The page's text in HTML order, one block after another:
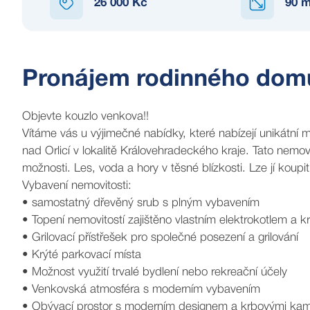
26 000 Kč 90
Pronájem rodinného
Objevte kouzlo venkova!!
Vítáme vás u výjimečné nabídky, které nabízejí unikátní
nad Orlicí v lokalitě Královehradeckého kraje. Tato
možnosti. Les, voda a hory v těsné blízkosti. Lze jí
Vybavení nemovitosti:
• samostatný dřevěný srub s plným vybavením
• Topení nemovitostí zajištěno vlastním elektrokotlem a
• Grilovací přístřešek pro společné posezení a grilování
• Krýté parkovací místa
• Možnost využití trvalé bydlení nebo rekreační účely
• Venkovská atmosféra s moderním vybavením
• Obývací prostor s moderním designem a krbovými